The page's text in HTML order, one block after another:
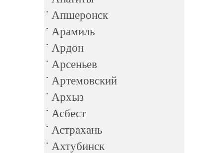
Апшеронск
Арамиль
Ардон
Арсеньев
Артемовский
Архыз
Асбест
Астрахань
Ахтубинск